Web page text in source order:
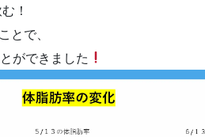
！
とで、
ができました